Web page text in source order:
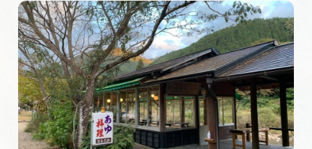
ぎふ旅レポーター記事
早わかり岐阜
買い物・お土産
体験予約サイト「ＶＩＳＩＴ岐阜県」